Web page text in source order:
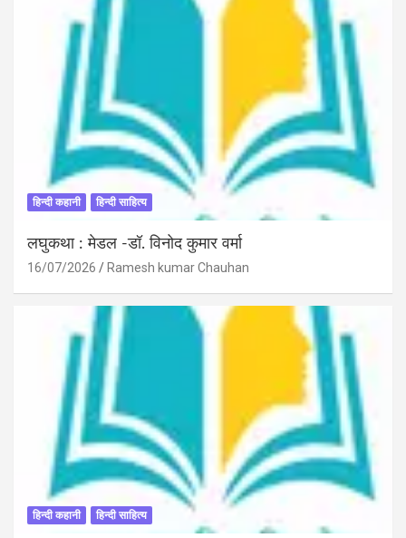
हिन्दी कहानी हिन्दी साहित्य
लघुकथा : मेडल -डॉ. विनोद कुमार वर्मा
16/07/2026 Ramesh kumar Chauhan
हिन्दी कहानी हिन्दी साहित्य